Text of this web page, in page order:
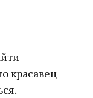
красавец